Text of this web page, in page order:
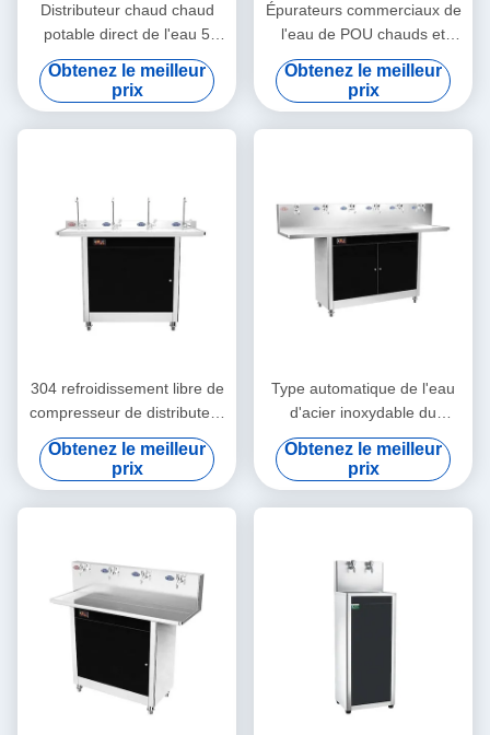
Distributeur chaud chaud
potable direct de l'eau 5
gallons pour le lieu public
commercial
Obtenez le meilleur
prix
Épurateurs commerciaux de
l'eau de POU chauds et
matériel SS304 froid pour le
campus
Obtenez le meilleur
prix
304 refroidissement libre de
compresseur de distributeur
chaud d'eau froide de l'acier
inoxydable POU
Obtenez le meilleur
prix
Type automatique de l'eau
d'acier inoxydable du
refroidisseur commercial
POU d'épurateurs
Obtenez le meilleur
prix